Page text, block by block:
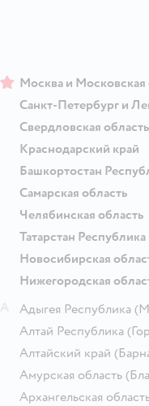
Москва и Московская
Санкт-Петербург и
Свердловская область
Краснодарский край
Башкортостан
Самарская область
Челябинская область
Татарстан Республика
Новосибирская
Нижегородская
Адыгея Республика
Алтай Республика
Алтайский край
Амурская область
Архангельская